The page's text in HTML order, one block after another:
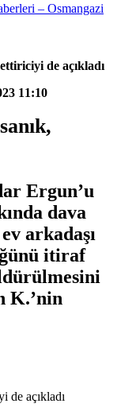
– Osmangazi
de açıkladı
11:10
Ergun’u
dava
arkadaşı
itiraf
K.’nin